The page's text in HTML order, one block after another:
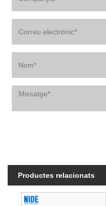
Productes relacionats